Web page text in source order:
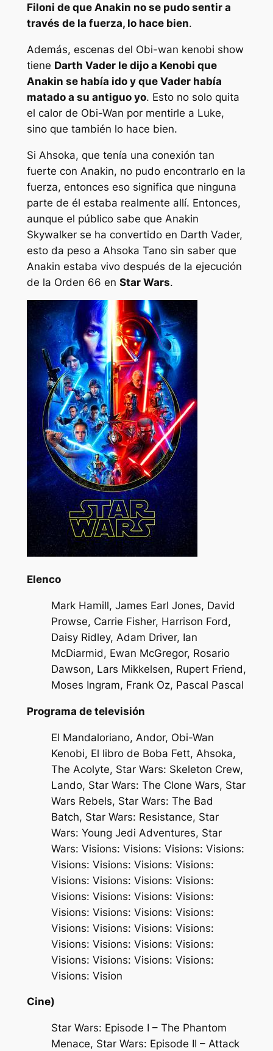
Filoni de que Anakin no se pudo sentir a
través de la fuerza, lo hace bien.
Además, escenas del Obi-wan kenobi show
tiene Darth Vader le dijo a Kenobi que
Anakin se había ido y que Vader había
matado a su antiguo yo. Esto no solo quita
el calor de Obi-Wan por mentirle a Luke,
sino que también lo hace bien.
Si Ahsoka, que tenía una conexión tan
fuerte con Anakin, no pudo encontrarlo en la
fuerza, entonces eso significa que ninguna
parte de él estaba realmente allí. Entonces,
aunque el público sabe que Anakin
Skywalker se ha convertido en Darth Vader,
esto da peso a Ahsoka Tano sin saber que
Anakin estaba vivo después de la ejecución
de la Orden 66 en Star Wars.
Elenco
Mark Hamill, James Earl Jones, David
Prowse, Carrie Fisher, Harrison Ford,
Daisy Ridley, Adam Driver, Ian
McDiarmid, Ewan McGregor, Rosario
Dawson, Lars Mikkelsen, Rupert Friend,
Moses Ingram, Frank Oz, Pascal Pascal
Programa de televisión
El Mandaloriano, Andor, Obi-Wan
Kenobi, El libro de Boba Fett, Ahsoka,
The Acolyte, Star Wars: Skeleton Crew,
Lando, Star Wars: The Clone Wars, Star
Wars Rebels, Star Wars: The Bad
Batch, Star Wars: Resistance, Star
Wars: Young Jedi Adventures, Star
Wars: Visions: Visions: Visions: Visions:
Visions: Visions: Visions: Visions:
Visions: Visions: Visions: Visions:
Visions: Visions: Visions: Visions:
Visions: Visions: Visions: Visions:
Visions: Visions: Visions: Visions:
Visions: Visions: Visions: Visions:
Visions: Visions: Visions: Visions:
Visions: Vision
Cine)
Star Wars: Episode I – The Phantom
Menace, Star Wars: Episode II – Attack